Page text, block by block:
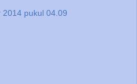
2014 pukul 04.09